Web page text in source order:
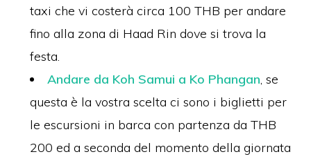
taxi che vi costerà circa 100 THB per andare
fino alla zona di Haad Rin dove si trova la
festa.
Andare da Koh Samui a Ko Phangan, se
questa è la vostra scelta ci sono i biglietti per
le escursioni in barca con partenza da THB
200 ed a seconda del momento della giornata